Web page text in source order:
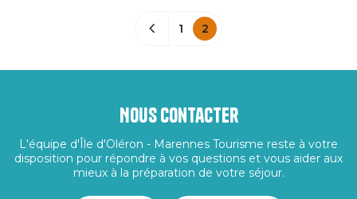
1 2
Nous contacter
L'équipe d'Île d'Oléron - Marennes Tourisme reste à votre
disposition pour répondre à vos questions et vous aider aux
mieux à la préparation de votre séjour.